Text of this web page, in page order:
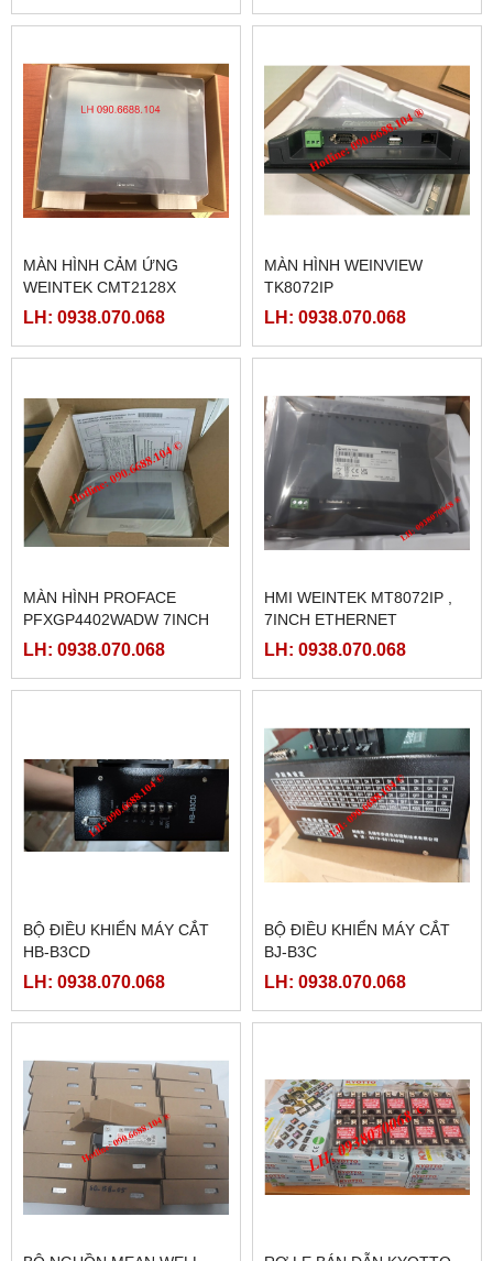
MÀN HÌNH CẢM ỨNG
WEINTEK CMT2128X
LH: 0938.070.068
MÀN HÌNH WEINVIEW
TK8072IP
LH: 0938.070.068
MÀN HÌNH PROFACE
PFXGP4402WADW 7INCH
LH: 0938.070.068
HMI WEINTEK MT8072IP ,
7INCH ETHERNET
LH: 0938.070.068
BỘ ĐIỀU KHIỂN MÁY CẮT
HB-B3CD
LH: 0938.070.068
BỘ ĐIỀU KHIỂN MÁY CẮT
BJ-B3C
LH: 0938.070.068